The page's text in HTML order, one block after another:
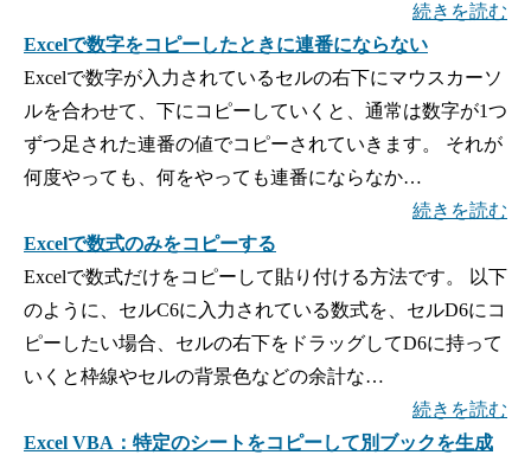
続きを読む
Excelで数字をコピーしたときに連番にならない
Excelで数字が入力されているセルの右下にマウスカーソ
ルを合わせて、下にコピーしていくと、通常は数字が1つ
ずつ足された連番の値でコピーされていきます。 それが
何度やっても、何をやっても連番にならなか…
続きを読む
Excelで数式のみをコピーする
Excelで数式だけをコピーして貼り付ける方法です。 以下
のように、セルC6に入力されている数式を、セルD6にコ
ピーしたい場合、セルの右下をドラッグしてD6に持って
いくと枠線やセルの背景色などの余計な…
続きを読む
Excel VBA：特定のシートをコピーして別ブックを生成